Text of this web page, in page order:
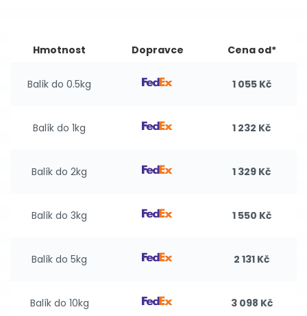
Hmotnost Dopravce Cena od*
Balík do 0.5kg 1 055 Kč
Balík do 1kg 1 232 Kč
Balík do 2kg 1 329 Kč
Balík do 3kg 1 550 Kč
Balík do 5kg 2 131 Kč
Balík do 10kg 3 098 Kč